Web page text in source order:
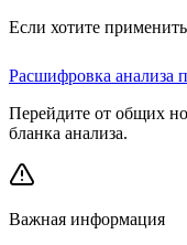
Если хотите
Расшифровка анализа
Перейдите от общих
бланка анализа.
Важная информация